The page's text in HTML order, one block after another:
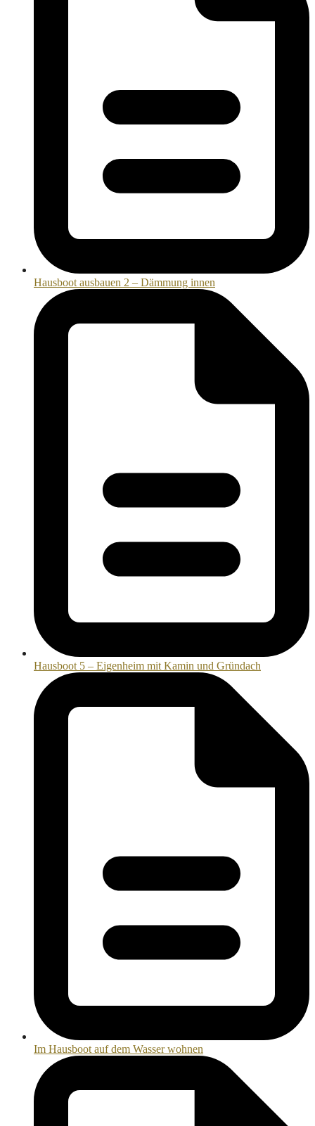
Hausboot ausbauen 2 – Dämmung innen
Hausboot 5 – Eigenheim mit Kamin und Gründach
Im Hausboot auf dem Wasser wohnen